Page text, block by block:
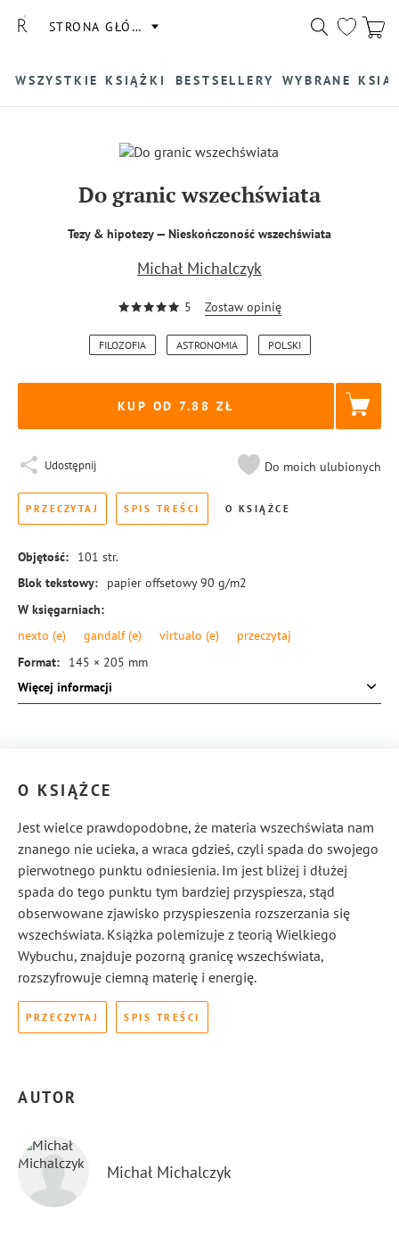
STRONA GŁÓWNA
WSZYSTKIE KSIĄŻKI BESTSELLERY WYBRANE
Do granic wszechświata
Tezy & hipotezy — Nieskończoność wszechświata
Michał Michalczyk
5 Zostaw opinię
FILOZOFIA ASTRONOMIA POLSKI
KUP OD 7.88
Udostępnij Do moich ulubionych
PRZECZYTAJ SPIS TREŚCI O KSIĄŻCE
Objętość: 101 str.
Blok tekstowy:
papier offsetowy 90 g/m2
W księgarniach:
nexto (e) gandalf (e) virtualo (e)
przeczytaj
Format:
145 × 205 mm
Okładka: miękka
Więcej informacji
O KSIĄŻCE
Jest wielce prawdopodobne, że materia wszechświata nam
znanego nie ucieka, a wraca gdzieś, czyli spada do swojego
pierwotnego punktu odniesienia. Im jest bliżej i dłużej
spada do tego punktu tym bardziej przyspiesza, stąd
obserwowane zjawisko przyspieszenia rozszerzania się
wszechświata. Książka polemizuje z teorią Wielkiego
Wybuchu, znajduje pozorną granicę wszechświata,
rozszyfrowuje ciemną materię i energię.
PRZECZYTAJ SPIS TREŚCI
AUTOR
Michał Michalczyk